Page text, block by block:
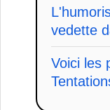
vedette
Voici les